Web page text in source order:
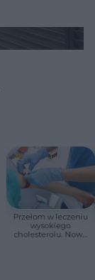
Przełom w leczeniu
wysokiego
cholesterolu. Nowa